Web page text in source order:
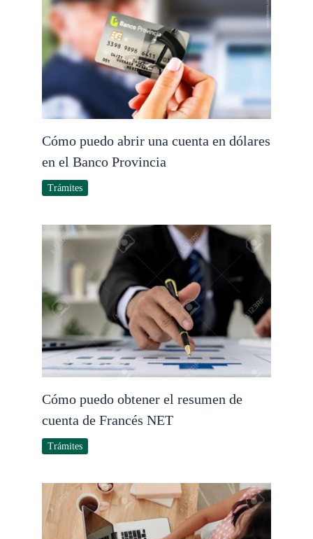
Cómo puedo abrir una cuenta en dólares
en el Banco Provincia
Trámites
Cómo puedo obtener el resumen de
cuenta de Francés NET
Trámites